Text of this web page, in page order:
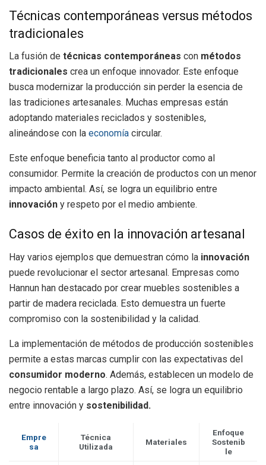
Técnicas contemporáneas versus métodos
tradicionales
La fusión de técnicas contemporáneas con métodos
tradicionales crea un enfoque innovador. Este enfoque
busca modernizar la producción sin perder la esencia de
las tradiciones artesanales. Muchas empresas están
adoptando materiales reciclados y sostenibles,
alineándose con la economía circular.
Este enfoque beneficia tanto al productor como al
consumidor. Permite la creación de productos con un menor
impacto ambiental. Así, se logra un equilibrio entre
innovación y respeto por el medio ambiente.
Casos de éxito en la innovación artesanal
Hay varios ejemplos que demuestran cómo la innovación
puede revolucionar el sector artesanal. Empresas como
Hannun han destacado por crear muebles sostenibles a
partir de madera reciclada. Esto demuestra un fuerte
compromiso con la sostenibilidad y la calidad.
La implementación de métodos de producción sostenibles
permite a estas marcas cumplir con las expectativas del
consumidor moderno. Además, establecen un modelo de
negocio rentable a largo plazo. Así, se logra un equilibrio
entre innovación y sostenibilidad.
Empre
sa
Técnica
Utilizada
Materiales
Enfoque
Sostenib
le